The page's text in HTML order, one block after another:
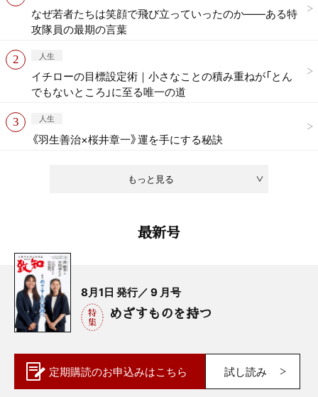
もっと見る
なぜ若者たちは笑顔で飛び立っていったのか——ある特
攻隊員の最期の言葉
人生
イチローの目標設定術｜小さなことの積み重ねが「とん
でもないところ」に至る唯一の道
人生
《羽生善治×桜井章一》運を手にする秘訣
最新号
8月1日 発行／ 9 月号
めざすものを持つ
定期購読のお申込みはこちら 試し読み